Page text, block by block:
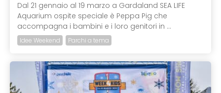
Dal 21 gennaio al 19 marzo a Gardaland SEA LIFE
Aquarium ospite speciale è Peppa Pig che
accompagna i bambini e i loro genitori in ...
Idee Weekend Parchi a tema